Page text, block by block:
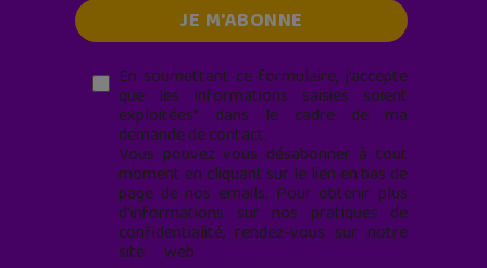
En soumettant ce formulaire, j’accepte
que les informations saisies soient
exploitées* dans le cadre de ma
demande de contact.
Vous pouvez vous désabonner à tout
moment en cliquant sur le lien en bas de
page de nos emails. Pour obtenir plus
d'informations sur nos pratiques de
confidentialité, rendez-vous sur notre
site web